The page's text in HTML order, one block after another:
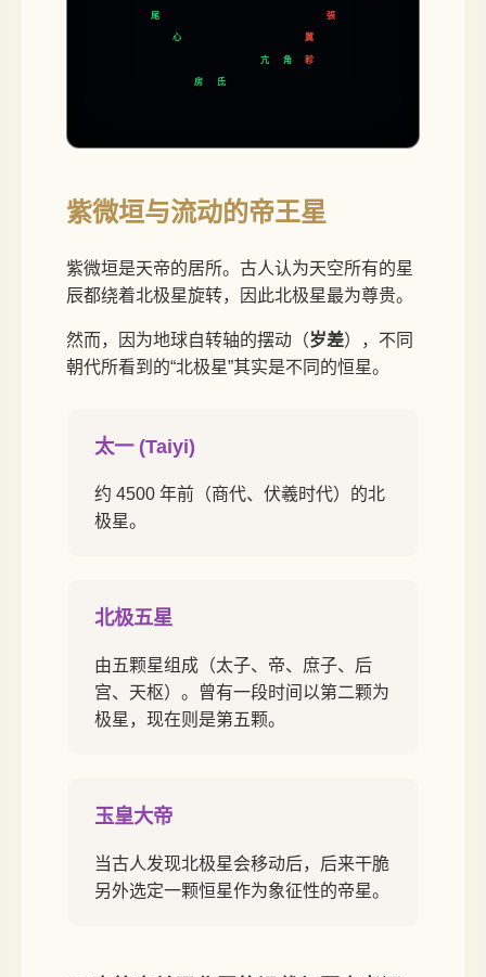
張
翼
軫
尾
心
房 氐
亢 角
紫微垣与流动的帝王星
紫微垣是天帝的居所。古人认为天空所有的星
辰都绕着北极星旋转，因此北极星最为尊贵。
然而，因为地球自转轴的摆动（岁差），不同
朝代所看到的“北极星”其实是不同的恒星。
太一 (Taiyi)
约 4500 年前（商代、伏羲时代）的北
极星。
北极五星
由五颗星组成（太子、帝、庶子、后
宫、天枢）。曾有一段时间以第二颗为
极星，现在则是第五颗。
玉皇大帝
当古人发现北极星会移动后，后来干脆
另外选定一颗恒星作为象征性的帝星。